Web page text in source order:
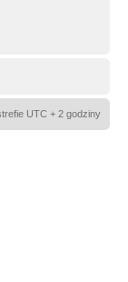
UTC + 2 godziny